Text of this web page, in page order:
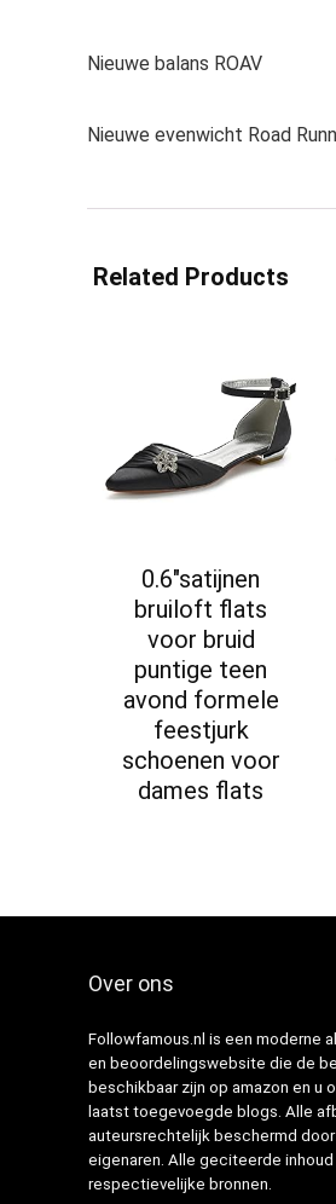
Nieuwe balans ROAV
Nieuwe evenwicht Road
Related Products
0.6″satijnen
bruiloft flats
voor bruid
puntige teen
avond formele
feestjurk
schoenen voor
dames flats
Over ons
Followfamous.nl is een moderne
en beoordelingswebsite die de
beschikbaar zijn op amazon en u
laatst toegevoegde blogs. Alle
auteursrechtelijk beschermd
eigenaren. Alle geciteerde inhoud
respectievelijke bronnen.